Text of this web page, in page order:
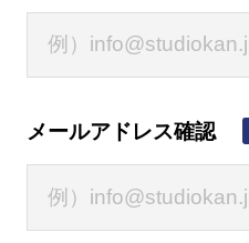
メールアドレス確認